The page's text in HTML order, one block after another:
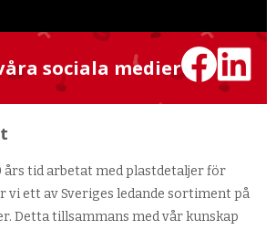
sociala medier
års tid arbetat med plastdetaljer för
vi ett av Sveriges ledande sortiment på
Detta tillsammans med vår kunskap